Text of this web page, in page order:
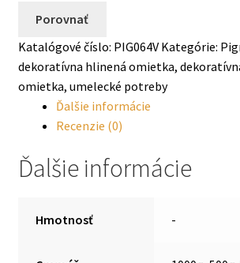
Porovnať
Katalógové číslo: PIG064V Kategórie:
dekoratívna hlinená omietka,
omietka, umelecké potreby
Ďalšie informácie
Recenzie (0)
Ďalšie informácie
Hmotnosť -